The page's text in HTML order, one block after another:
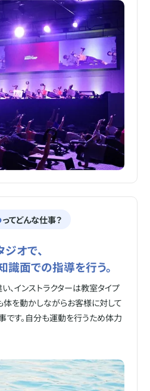
ってどんな仕事？
オで、
面での指導を行う。
、インストラクターは教室タイプ
を動かしながらお客様に対して
す。自分も運動を行うため体力